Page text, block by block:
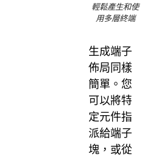
輕鬆產生和使
用多層終端
生成端子
佈局同樣
簡單。您
可以將特
定元件指
派給端子
塊，或從